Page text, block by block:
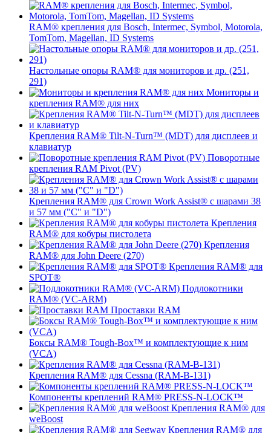
RAM® крепления для Bosch, Intermec, Symbol, Motorola,
TomTom, Magellan, ID Systems
Настольные опоры RAM® для мониторов и др. (251,
291)
Мониторы и
крепления RAM® для них
Крепления RAM® Tilt-N-Turn™ (MDT) для дисплеев и
клавиатур
Поворотные
крепления RAM Pivot (PV)
Крепления RAM® для Crown Work Assist® с шарами 38
и 57 мм ("C" и "D")
Крепления
RAM® для кобуры пистолета
Крепления
RAM® для John Deere (270)
Крепления RAM® для
SPOT®
Подлокотники
RAM® (VC-ARM)
Проставки RAM
Боксы RAM® Tough-Box™ и комплектующие к ним
(VCA)
Крепления RAM® для Cessna (RAM-B-131)
Компоненты креплений RAM® PRESS-N-LOCK™
Крепления RAM® для
weBoost
Крепления RAM® для